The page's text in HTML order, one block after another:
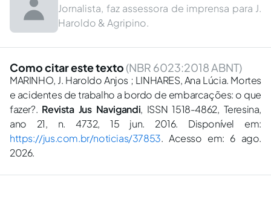
Jornalista, faz assessora de imprensa para J.
Haroldo & Agripino.
Como citar este texto (NBR 6023:2018 ABNT)
MARINHO, J. Haroldo Anjos ; LINHARES, Ana Lúcia. Mortes
e acidentes de trabalho a bordo de embarcações: o que
fazer?. Revista Jus Navigandi, ISSN 1518-4862, Teresina,
ano 21, n. 4732, 15 jun. 2016. Disponível em:
https://jus.com.br/noticias/37853. Acesso em: 6 ago.
2026.